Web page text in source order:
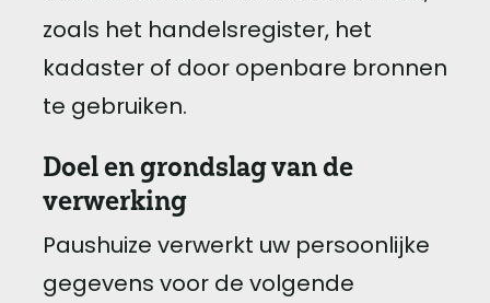
zoals het handelsregister, het
kadaster of door openbare bronnen
te gebruiken.
Doel en grondslag van de
verwerking
Paushuize verwerkt uw persoonlijke
gegevens voor de volgende